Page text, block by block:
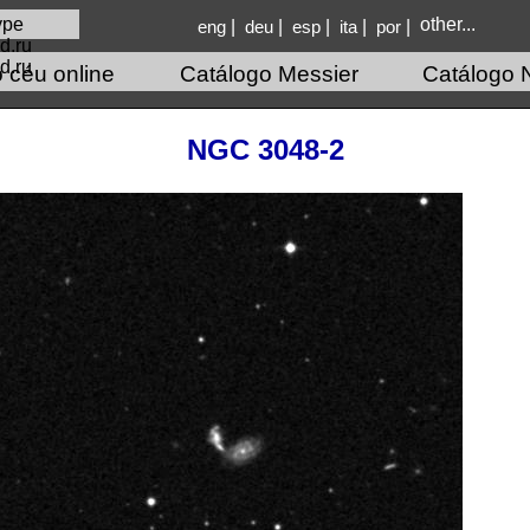
eng deu esp ita por other...
céu online Catálogo Messier Catálogo
NGC 3048-2